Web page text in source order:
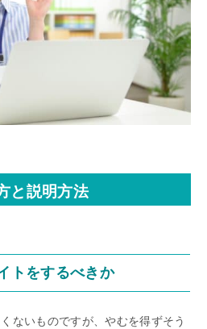
と説明方法
トをするべきか
ないものですが、やむを得ずそう